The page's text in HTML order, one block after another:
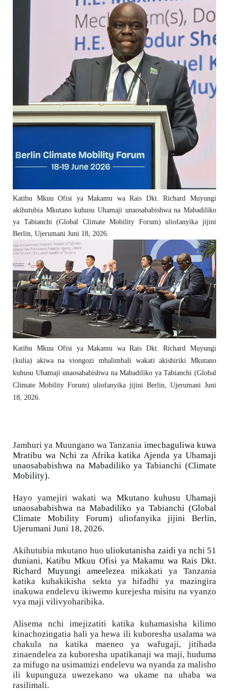
Katibu Mkuu Ofisi ya Makamu wa Rais Dkt. Richard Muyungi
akihutubia Mkutano kuhusu Uhamaji unaosababishwa na Mabadiliko
ya Tabianchi (Global Climate Mobility Forum) uliofanyika jijini
Berlin, Ujerumani Juni 18, 2026.
Katibu Mkuu Ofisi ya Makamu wa Rais Dkt. Richard Muyungi
(kulia) akiwa na viongozi mbalimbali wakati akishiriki Mkutano
kuhusu Uhamaji unaosababishwa na Mabadiliko ya Tabianchi (Global
Climate Mobility Forum) uliofanyika jijini Berlin, Ujerumani Juni
18, 2026.
Jamhuri ya Muungano wa Tanzania imechaguliwa kuwa
Mratibu wa Nchi za Afrika katika Ajenda ya Uhamaji
unaosababishwa na Mabadiliko ya Tabianchi (Climate
Mobility).
Hayo yamejiri wakati wa Mkutano kuhusu Uhamaji
unaosababishwa na Mabadiliko ya Tabianchi (Global
Climate Mobility Forum) uliofanyika jijini Berlin,
Ujerumani Juni 18, 2026.
Akihutubia mkutano huo uliokutanisha zaidi ya nchi 51
duniani, Katibu Mkuu Ofisi ya Makamu wa Rais Dkt.
Richard Muyungi ameelezea mikakati ya Tanzania
katika kuhakikisha sekta ya hifadhi ya mazingira
inakuwa endelevu ikiwemo kurejesha misitu na vyanzo
vya maji vilivyoharibika.
Alisema nchi imejizatiti katika kuhamasisha kilimo
kinachozingatia hali ya hewa ili kuboresha usalama wa
chakula na katika maeneo ya wafugaji, jitihada
zinaendelea za kuboresha upatikanaji wa maji, huduma
za mifugo na usimamizi endelevu wa nyanda za malisho
ili kupunguza uwezekano wa ukame na uhaba wa
rasilimali.